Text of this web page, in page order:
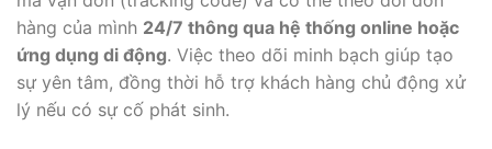
hàng của mình 24/7 thông qua hệ thống online hoặc
ứng dụng di động. Việc theo dõi minh bạch giúp tạo
sự yên tâm, đồng thời hỗ trợ khách hàng chủ động xử
lý nếu có sự cố phát sinh.